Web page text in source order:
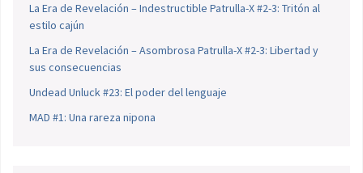
La Era de Revelación – Indestructible Patrulla-X #2-3: Tritón al
estilo cajún
La Era de Revelación – Asombrosa Patrulla-X #2-3: Libertad y
sus consecuencias
Undead Unluck #23: El poder del lenguaje
MAD #1: Una rareza nipona